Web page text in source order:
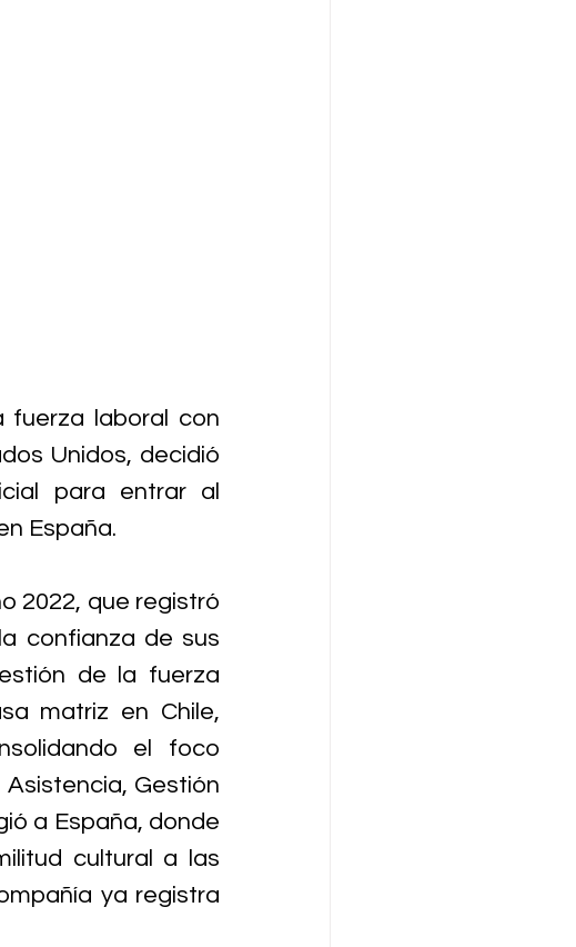
fuerza laboral con
Unidos, decidió
para entrar al
España.
2022, que registró
confianza de sus
de la fuerza
matriz en Chile,
el foco
Gestión
a España, donde
cultural a las
ya registra